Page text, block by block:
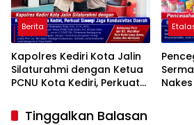
Berita
Kapolres Kediri Kota Jalin
Silaturahmi dengan Ketua
PCNU Kota Kediri, Perkuat
DaerahTinggalkan Balasan